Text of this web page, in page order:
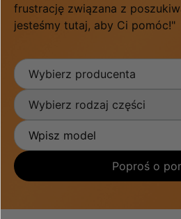
frustrację związana z
jesteśmy tutaj, aby Ci pomóc!"
Wybierz producenta
Wybierz rodzaj części
Poproś o